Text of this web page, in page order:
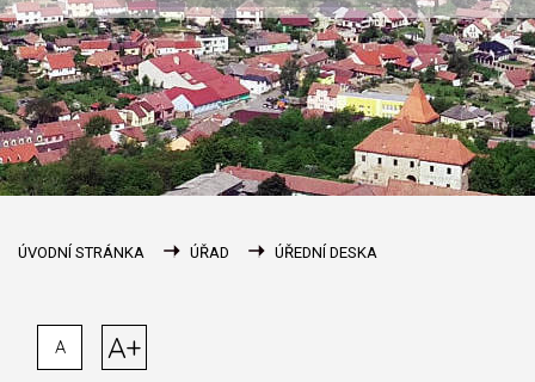
ÚVODNÍ STRÁNKA ÚŘAD ÚŘEDNÍ DESKA
A A+